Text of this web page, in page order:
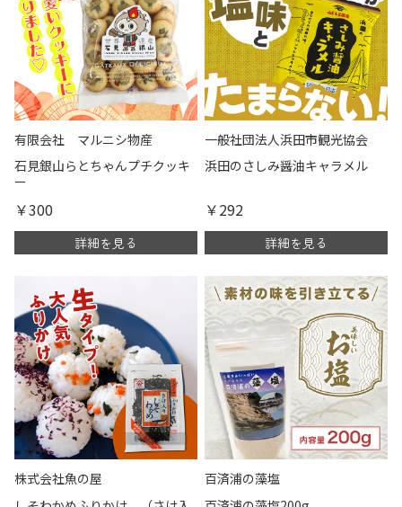
有限会社 マルニシ物産
石見銀山らとちゃんプチクッキ
ー
￥300
詳細を見る
一般社団法人浜田市観光協会
浜田のさしみ醤油キャラメル
￥292
詳細を見る
株式会社魚の屋
百済浦の藻塩